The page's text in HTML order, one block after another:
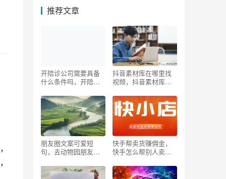
推荐文章
开陪诊公司需要具备
什么条件吗，开陪诊
件吗知乎
抖音素材库在哪里找
视频，抖音素材库在
朋友圈文案可爱短
句，去动物园朋友圈
快手帮卖货赚佣金，
快手怎么帮别人卖货